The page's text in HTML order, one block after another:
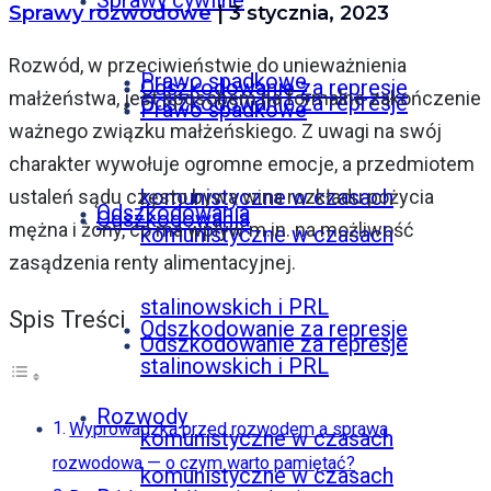
Odszkodowanie za represje
komunistyczne w czasach
stalinowskich i PRL
Odszkodowanie za represje
komunistyczne w czasach
stalinowskich i PRL
Rozwody
Prawo spadkowe
Odszkodowania
Odszkodowanie za represje
komunistyczne w czasach
Prawo spadkowe
Odszkodowania
Odszkodowanie za represje
komunistyczne w czasach
Sprawy rozwodowe| 3 stycznia, 2023
Rozwód, w przeciwieństwie do unieważnienia
małżeństwa, jest sposobem na formalne zakończenie
ważnego związku małżeńskiego. Z uwagi na swój
charakter wywołuje ogromne emocje, a przedmiotem
ustaleń sądu często bywa wina rozkładu pożycia
mężna i żony, co ma wpływ m.in. na możliwość
zasądzenia renty alimentacyjnej.
Spis Treści
Wyprowadzka przed rozwodem a sprawa
rozwodowa — o czym warto pamiętać?